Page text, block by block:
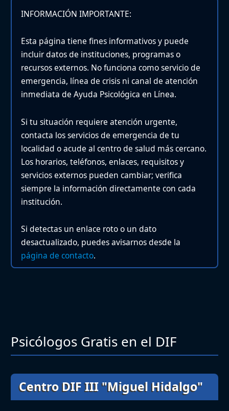
INFORMACIÓN IMPORTANTE:
Esta página tiene fines informativos y puede
incluir datos de instituciones, programas o
recursos externos. No funciona como servicio de
emergencia, línea de crisis ni canal de atención
inmediata de Ayuda Psicológica en Línea.
Si tu situación requiere atención urgente,
contacta los servicios de emergencia de tu
localidad o acude al centro de salud más cercano.
Los horarios, teléfonos, enlaces, requisitos y
servicios externos pueden cambiar; verifica
siempre la información directamente con cada
institución.
Si detectas un enlace roto o un dato
desactualizado, puedes avisarnos desde la
página de contacto.
Psicólogos Gratis en el DIF
Centro DIF III "Miguel Hidalgo"